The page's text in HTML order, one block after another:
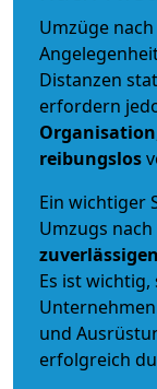
Umzüge
Distanzen
erfordern
Organisation
reibungslos
Ein wichtiger
Umzugs
zuverlässigen
Es ist wichtig,
und
erfolgreich